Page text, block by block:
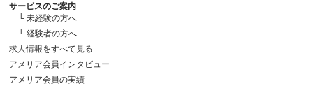
サービスのご案内
└ 未経験の方へ
└ 経験者の方へ
求人情報をすべて見る
アメリア会員インタビュー
アメリア会員の実績